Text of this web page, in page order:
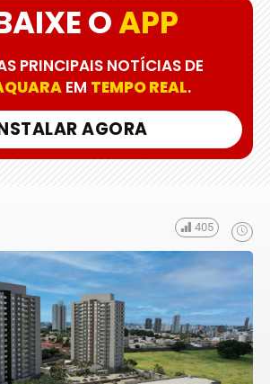
OAPP
PRINCIPAIS NOTÍCIAS DE
EM TEMPO REAL.
AGORA
405